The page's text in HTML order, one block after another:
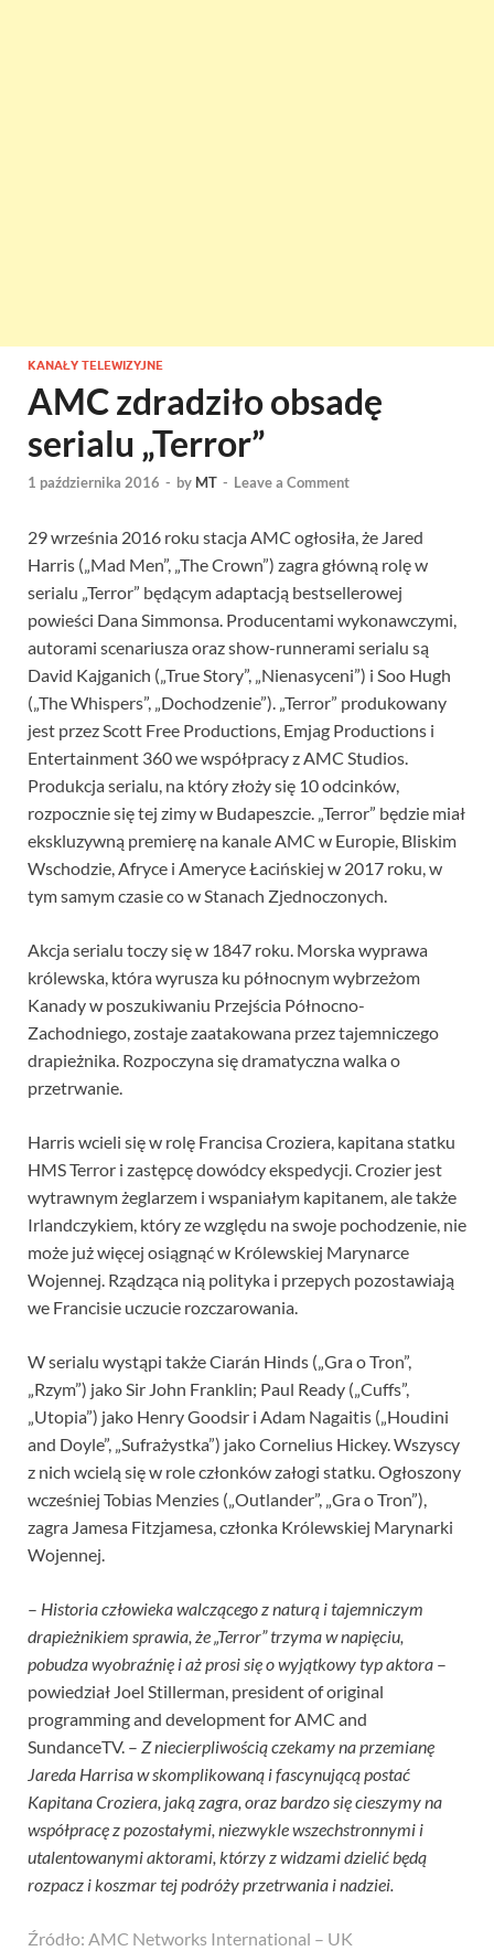
KANAŁY TELEWIZYJNE
AMC zdradziło obsadę
serialu „Terror”
1 października 2016 - by MT - Leave a Comment
29 września 2016 roku stacja AMC ogłosiła, że Jared
Harris („Mad Men”, „The Crown”) zagra główną rolę w
serialu „Terror” będącym adaptacją bestsellerowej
powieści Dana Simmonsa. Producentami wykonawczymi,
autorami scenariusza oraz show-runnerami serialu są
David Kajganich („True Story”, „Nienasyceni”) i Soo Hugh
(„The Whispers”, „Dochodzenie”). „Terror” produkowany
jest przez Scott Free Productions, Emjag Productions i
Entertainment 360 we współpracy z AMC Studios.
Produkcja serialu, na który złoży się 10 odcinków,
rozpocznie się tej zimy w Budapeszcie. „Terror” będzie miał
ekskluzywną premierę na kanale AMC w Europie, Bliskim
Wschodzie, Afryce i Ameryce Łacińskiej w 2017 roku, w
tym samym czasie co w Stanach Zjednoczonych.
Akcja serialu toczy się w 1847 roku. Morska wyprawa
królewska, która wyrusza ku północnym wybrzeżom
Kanady w poszukiwaniu Przejścia Północno-
Zachodniego, zostaje zaatakowana przez tajemniczego
drapieżnika. Rozpoczyna się dramatyczna walka o
przetrwanie.
Harris wcieli się w rolę Francisa Croziera, kapitana statku
HMS Terror i zastępcę dowódcy ekspedycji. Crozier jest
wytrawnym żeglarzem i wspaniałym kapitanem, ale także
Irlandczykiem, który ze względu na swoje pochodzenie, nie
może już więcej osiągnąć w Królewskiej Marynarce
Wojennej. Rządząca nią polityka i przepych pozostawiają
we Francisie uczucie rozczarowania.
W serialu wystąpi także Ciarán Hinds („Gra o Tron”,
„Rzym”) jako Sir John Franklin; Paul Ready („Cuffs”,
„Utopia”) jako Henry Goodsir i Adam Nagaitis („Houdini
and Doyle”, „Sufrażystka”) jako Cornelius Hickey. Wszyscy
z nich wcielą się w role członków załogi statku. Ogłoszony
wcześniej Tobias Menzies („Outlander”, „Gra o Tron”),
zagra Jamesa Fitzjamesa, członka Królewskiej Marynarki
Wojennej.
– Historia człowieka walczącego z naturą i tajemniczym
drapieżnikiem sprawia, że „Terror” trzyma w napięciu,
pobudza wyobraźnię i aż prosi się o wyjątkowy typ aktora –
powiedział Joel Stillerman, president of original
programming and development for AMC and
SundanceTV. – Z niecierpliwością czekamy na przemianę
Jareda Harrisa w skomplikowaną i fascynującą postać
Kapitana Croziera, jaką zagra, oraz bardzo się cieszymy na
współpracę z pozostałymi, niezwykle wszechstronnymi i
utalentowanymi aktorami, którzy z widzami dzielić będą
rozpacz i koszmar tej podróży przetrwania i nadziei.
Źródło: AMC Networks International – UK